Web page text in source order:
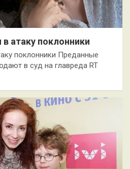
атаку поклонники
поклонники Преданные
в суд на главреда RT